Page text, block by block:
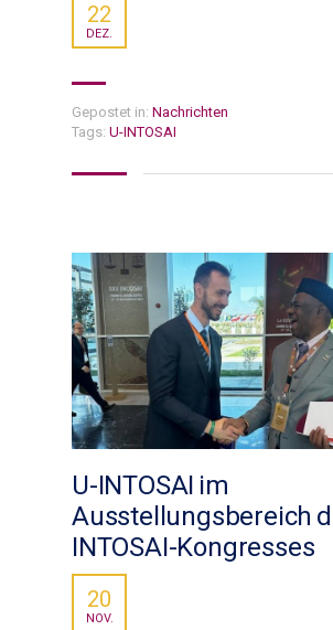
22
DEZ.
Gepostet in: Nachrichten
Tags: U-INTOSAI
U-INTOSAI im
Ausstellungsbereich
INTOSAI-Kongresses
20
NOV.